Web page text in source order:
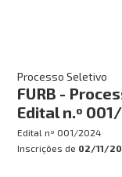
Processo Seletivo
FURB -
Edital n.º
Edital nº 001/2024
Inscrições de 02/11/